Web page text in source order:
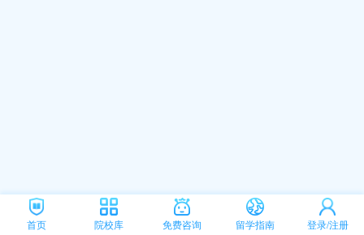
首页 院校库 免费咨询 留学指南 登录/注册